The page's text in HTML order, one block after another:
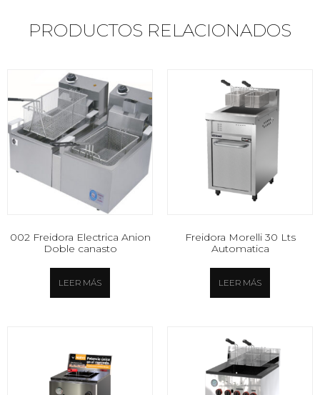
PRODUCTOS RELACIONADOS
002 Freidora Electrica Anion
Doble canasto
LEER MÁS
Freidora Morelli 30 Lts
Automatica
LEER MÁS